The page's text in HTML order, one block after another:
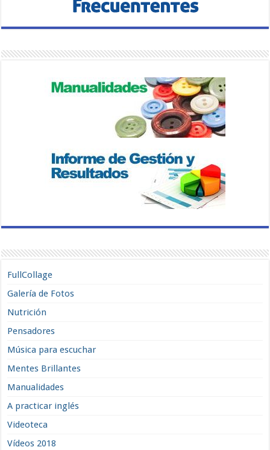
FullCollage
Galería de Fotos
Nutrición
Pensadores
Música para escuchar
Mentes Brillantes
Manualidades
A practicar inglés
Videoteca
Vídeos 2018